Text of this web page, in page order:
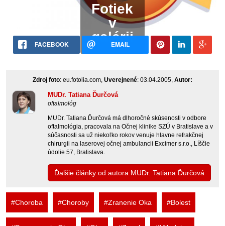
Fotiek
v
galérii
FACEBOOK EMAIL
Zdroj foto: eu.fotolia.com, Uverejnené: 03.04.2005, Autor:
MUDr. Tatiana Ďurčová
oftalmológ
MUDr. Tatiana Ďurčová má dlhoročné skúsenosti v odbore
oftalmológia, pracovala na Očnej klinike SZÚ v Bratislave a v
súčasnosti sa už niekoľko rokov venuje hlavne refrakčnej
chirurgii na laserovej očnej ambulancii Excimer s.r.o., Líščie
údolie 57, Bratislava.
Ďalšie články od autora MUDr. Tatiana Ďurčová
#Choroba #Choroby #Zranenie Oka #Bolest